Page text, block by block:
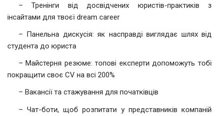
– Тренінги від досвідчених юристів-практиків з
інсайтами для твоєї dream career
– Панельна дискусія: як насправді виглядає шлях від
студента до юриста
– Майстерня резюме: топові експерти допоможуть тобі
покращити своє CV на всі 200%
– Вакансії та стажування для початківців
– Чат-боти, щоб розпитати у представників компаній